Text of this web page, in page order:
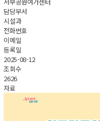
담당부서
시설과
전화번호
이메일
등록일
2025-08-12
조회수
2626
자료